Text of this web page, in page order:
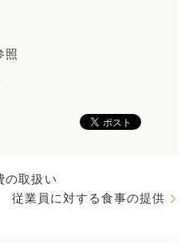
照
の取扱い
従業員に対する食事の提供